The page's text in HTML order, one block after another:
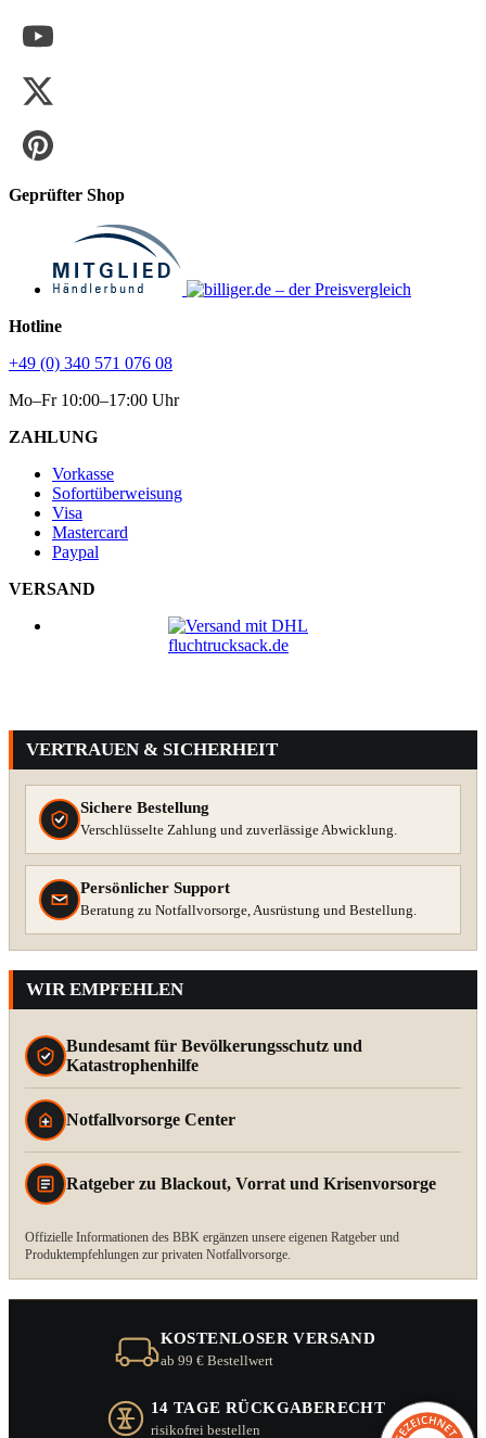
Geprüfter Shop
Hotline
+49 (0) 340 571 076 08
Mo–Fr 10:00–17:00 Uhr
ZAHLUNG
Vorkasse
Sofortüberweisung
Visa
Mastercard
Paypal
VERSAND
VERTRAUEN & SICHERHEIT
Sichere Bestellung
Verschlüsselte Zahlung und zuverlässige Abwicklung.
Persönlicher Support
Beratung zu Notfallvorsorge, Ausrüstung und Bestellung.
WIR EMPFEHLEN
Bundesamt für Bevölkerungsschutz und
Katastrophenhilfe
Notfallvorsorge Center
Ratgeber zu Blackout, Vorrat und Krisenvorsorge
Offizielle Informationen des BBK ergänzen unsere eigenen Ratgeber und
Produktempfehlungen zur privaten Notfallvorsorge.
KOSTENLOSER VERSAND
ab 99 € Bestellwert
14 TAGE RÜCKGABERECHT
risikofrei bestellen